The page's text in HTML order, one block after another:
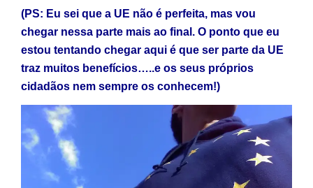
(PS: Eu sei que a UE não é perfeita, mas vou
chegar nessa parte mais ao final. O ponto que eu
estou tentando chegar aqui é que ser parte da UE
traz muitos benefícios…..e os seus próprios
cidadãos nem sempre os conhecem!)